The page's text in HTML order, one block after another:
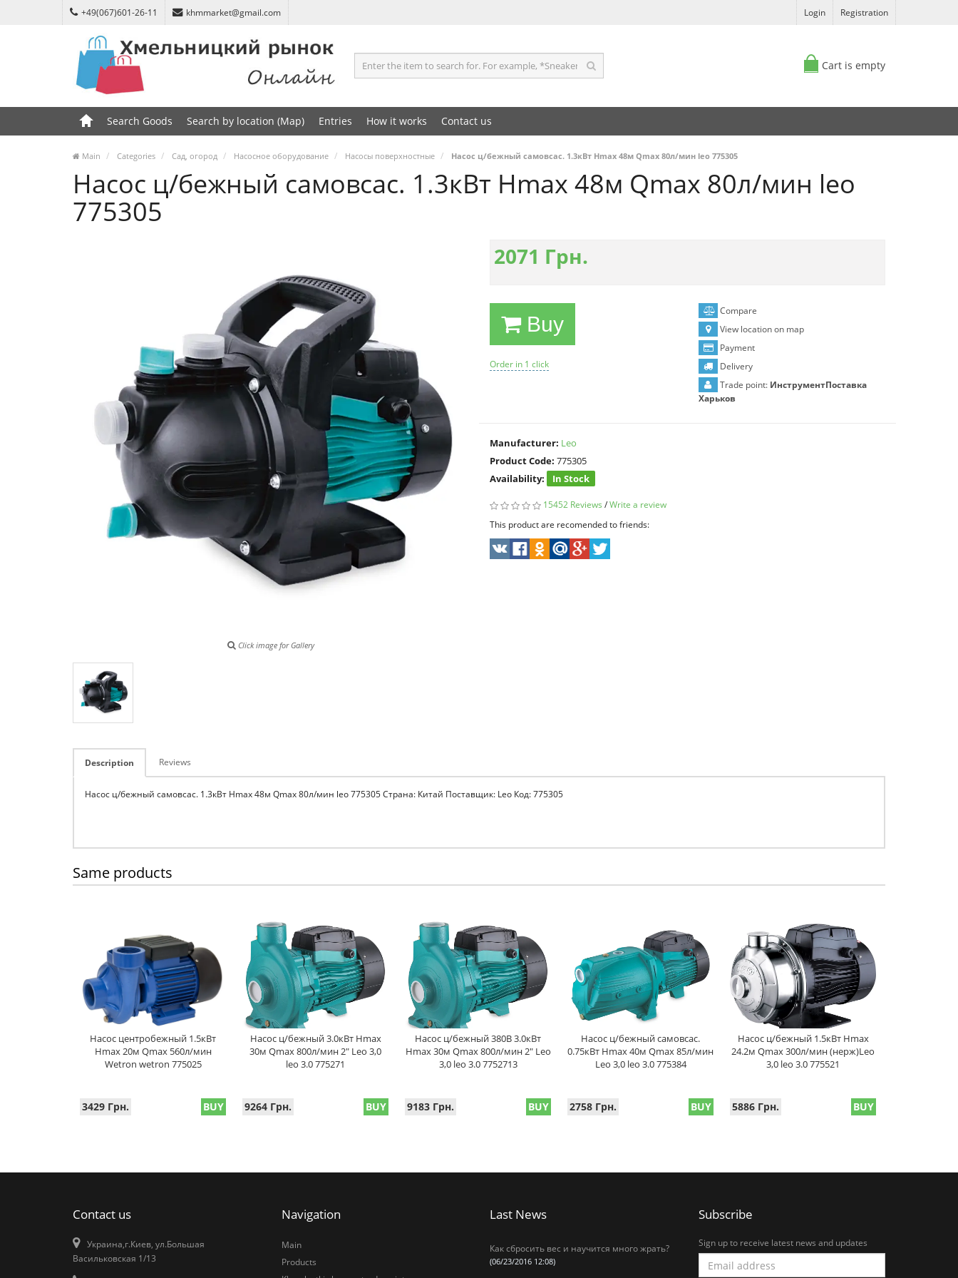
+49(067)601-26-11 khmmarket@gmail.com Login Registration
Cart is empty
Search Goods Search by location (Map) Entries How it works Contact us
Main Categories Сад, огород Насосное оборудование Насосы поверхностные Насос ц/бежный самовсас. 1.3кВт Hmax 48м Qmax 80л/мин leo 775305
Насос ц/бежный самовсас. 1.3кВт Hmax 48м Qmax 80л/мин leo
775305
Click image for Gallery
2071 Грн.
Buy
Order in 1 click
Compare
View location on map
Payment
Delivery
Trade point: ИнструментПоставка
Харьков
Manufacturer: Leo
Product Code: 775305
Availability:
In Stock
15452 Reviews /Write a review
This product are recomended to friends:
Description Reviews
Насос ц/бежный самовсас. 1.3кВт Hmax 48м Qmax 80л/мин leo 775305 Страна: Китай Поставщик: Leo Код: 775305
Same products
Насос центробежный 1.5кВт
Hmax 20м Qmax 560л/мин
Wetron wetron 775025
3429 Грн. BUY
Насос ц/бежный 3.0кВт Hmax
30м Qmax 800л/мин 2" Leo 3,0
leo 3.0 775271
9264 Грн. BUY
Насос ц/бежный 380В 3.0кВт
Hmax 30м Qmax 800л/мин 2" Leo
3,0 leo 3.0 7752713
9183 Грн. BUY
Насос ц/бежный самовсас.
0.75кВт Hmax 40м Qmax 85л/мин
Leo 3,0 leo 3.0 775384
2758 Грн. BUY
Насос ц/бежный 1.5кВт Hmax
24.2м Qmax 300л/мин (нерж)Leo
3,0 leo 3.0 775521
5886 Грн. BUY
Contact us
Украина,г.Киев, ул.Большая
Васильковская 1/13
Navigation
Main
Products
Last News
Как сбросить вес и научится много жрать?
(06/23/2016 12:08)
Subscribe
Sign up to receive latest news and updates